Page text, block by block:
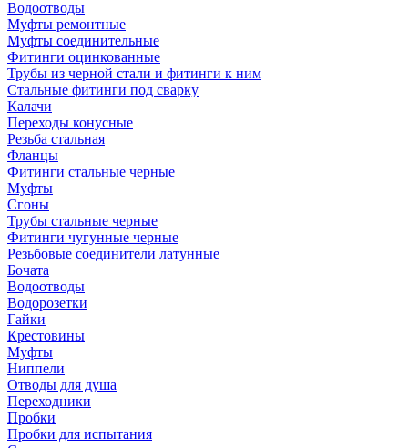
Водоотводы
Муфты ремонтные
Муфты соединительные
Фитинги оцинкованные
Трубы из черной стали и фитинги к ним
Стальные фитинги под сварку
Калачи
Переходы конусные
Резьба стальная
Фланцы
Фитинги стальные черные
Муфты
Сгоны
Трубы стальные черные
Фитинги чугунные черные
Резьбовые соединители латунные
Бочата
Водоотводы
Водорозетки
Гайки
Крестовины
Муфты
Ниппели
Отводы для душа
Переходники
Пробки
Пробки для испытания